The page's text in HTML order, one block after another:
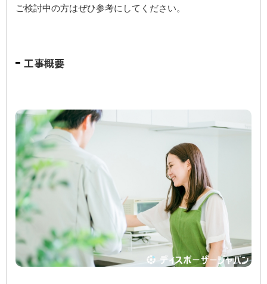
ご検討中の方はぜひ参考にしてください。
工事概要